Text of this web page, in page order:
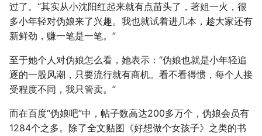
过了。“其实从小沈阳红起来就有点苗头了，著姐一火，很
多小年轻对伪娘来了兴趣。我也就试着进几本，趁大家还有
新鲜劲，赚一笔是一笔。”
至于她个人对伪娘怎么看，她表示：“伪娘也就是小年轻追
逐的一股风潮，只要流行就有商机。看不看得惯，每个人接
受程度不同，我只管卖。”
而在百度“伪娘吧”中，帖子数高达200多万个，伪娘会员有
1284个之多。除了全文贴图《好想做个女孩子》之类的书